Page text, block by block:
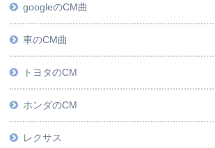
googleのCM曲
車のCM曲
トヨタのCM
ホンダのCM
レクサス